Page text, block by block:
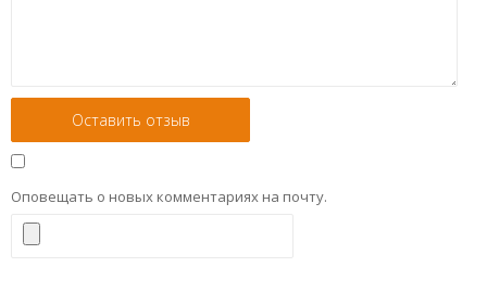
Оповещать о новых комментариях на почту.